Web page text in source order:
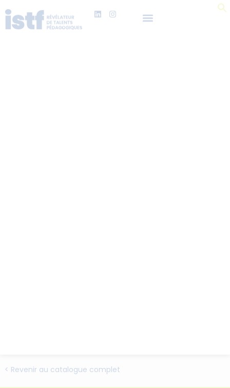
< Revenir au catalogue complet